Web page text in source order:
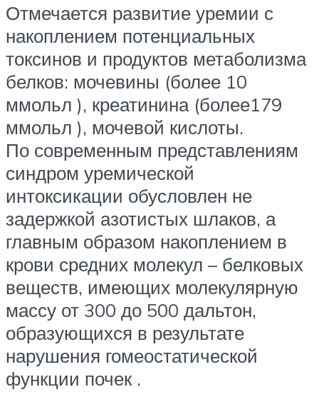
Отмечается развитие уремии с
накоплением потенциальных
токсинов и продуктов метаболизма
белков: мочевины (более 10
ммольл ), креатинина (более179
ммольл ), мочевой кислоты.
По современным представлениям
синдром уремической
интоксикации обусловлен не
задержкой азотистых шлаков, а
главным образом накоплением в
крови средних молекул – белковых
веществ, имеющих молекулярную
массу от 300 до 500 дальтон,
образующихся в результате
нарушения гомеостатической
функции почек .